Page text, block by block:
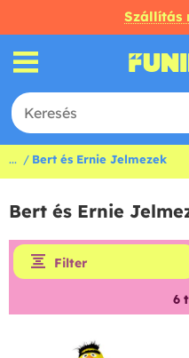
Szállítás
... Bert és Ernie Jelmezek
Bert és Ernie
Filter
6